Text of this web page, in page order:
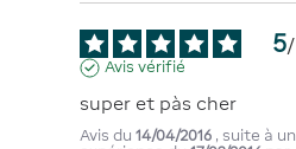
5/
Avis vérifié
super et pàs cher
Avis du14/04/2016 , suite à